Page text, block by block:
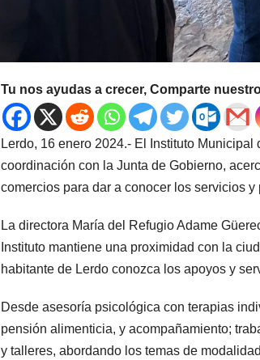
Tu nos ayudas a crecer, Comparte
Lerdo, 16 enero 2024.- El Instituto
coordinación con la Junta de Gobierno,
comercios para dar a conocer los servicios
La directora María del Refugio Adame
Instituto mantiene una proximidad con la
habitante de Lerdo conozca los apoyos y
Desde asesoría psicológica con terapias
pensión alimenticia, y acompañamiento;
y talleres, abordando los temas de